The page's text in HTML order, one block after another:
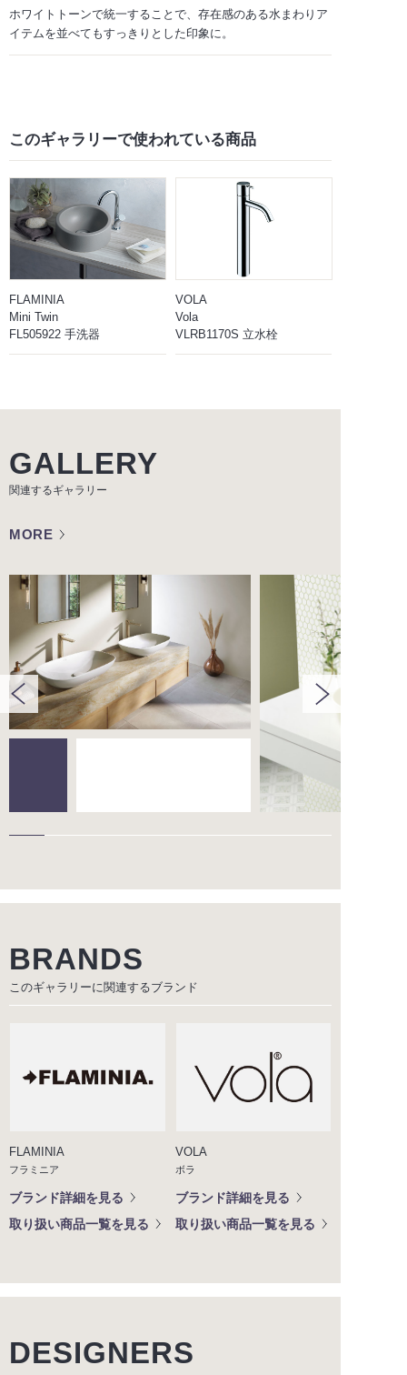
ホワイトトーンで統一することで、存在感のある水まわりア
イテムを並べてもすっきりとした印象に。
このギャラリーで使われている商品
FLAMINIA
Mini Twin
FL505922 手洗器
VOLA
Vola
VLRB1170S 立水栓
GALLERY
関連するギャラリー
MORE
BRANDS
このギャラリーに関連するブランド
FLAMINIA
フラミニア
ブランド詳細を見る
取り扱い商品一覧を見る
VOLA
ボラ
ブランド詳細を見る
取り扱い商品一覧を見る
DESIGNERS